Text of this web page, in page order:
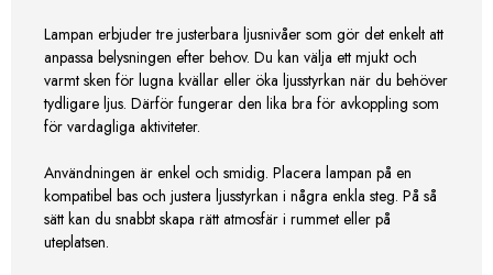
Lampan erbjuder tre justerbara ljusnivåer som gör det enkelt att
anpassa belysningen efter behov. Du kan välja ett mjukt och
varmt sken för lugna kvällar eller öka ljusstyrkan när du behöver
tydligare ljus. Därför fungerar den lika bra för avkoppling som
för vardagliga aktiviteter.
Användningen är enkel och smidig. Placera lampan på en
kompatibel bas och justera ljusstyrkan i några enkla steg. På så
sätt kan du snabbt skapa rätt atmosfär i rummet eller på
uteplatsen.